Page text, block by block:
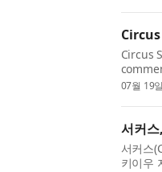
Circus
the 3rd
07월 19
서커
서커스
키이우